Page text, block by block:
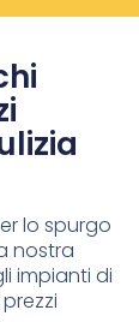
lo spurgo
nostra
impianti di